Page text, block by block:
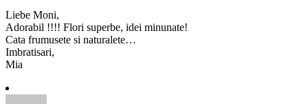
Liebe Moni,
Adorabil !!!! Flori superbe, idei minunate!
Cata frumusete si naturalete…
Imbratisari,
Mia